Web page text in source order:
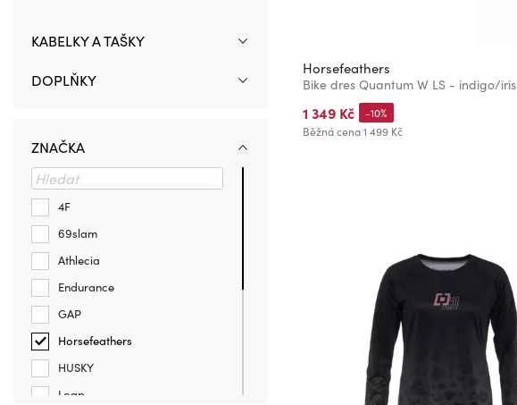
Horsefeathers
Bike dres Quantum W LS - indigo/iris
1 349 Kč
Běžná cena 1 499 Kč
-10%
KABELKY A TAŠKY
DOPLŇKY
ZNAČKA
4F
69slam
Athlecia
Endurance
GAP
Horsefeathers
HUSKY
Loap